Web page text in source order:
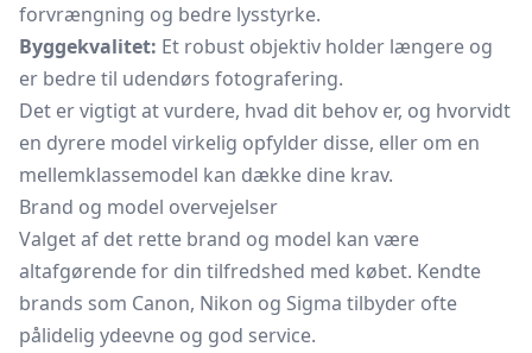
forvrængning og bedre lysstyrke.
Byggekvalitet: Et robust objektiv holder længere og
er bedre til udendørs fotografering.
Det er vigtigt at vurdere, hvad dit behov er, og hvorvidt
en dyrere model virkelig opfylder disse, eller om en
mellemklassemodel kan dække dine krav.
Brand og model overvejelser
Valget af det rette brand og model kan være
altafgørende for din tilfredshed med købet. Kendte
brands som Canon, Nikon og Sigma tilbyder ofte
pålidelig ydeevne og god service.